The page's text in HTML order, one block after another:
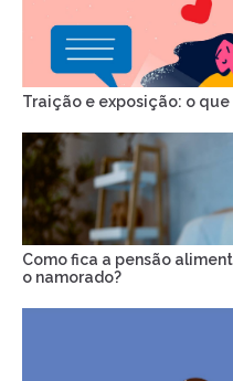
Traição e exposição: o que
Como fica a pensão
o namorado?